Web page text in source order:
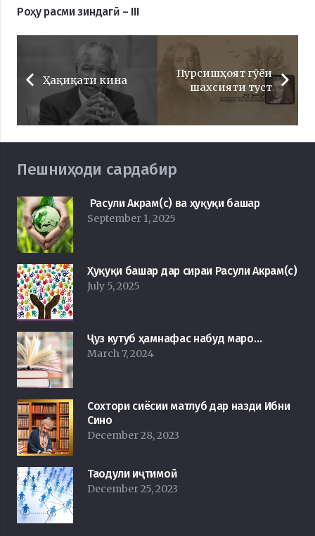
Роҳу расми зиндагӣ – III
Ҳақиқати кина
Пурсишҳоят гӯёи
шахсияти туст
Пешниҳоди сардабир
Расули Акрам(с) ва ҳуқуқи башар
September 1, 2025
Ҳуқуқи башар дар сираи Расули Акрам(с)
July 5, 2025
Ҷуз кутуб ҳамнафас набуд маро…
March 7, 2024
Сохтори сиёсии матлуб дар назди Ибни
Сино
December 28, 2023
Таодули иҷтимоӣ
December 25, 2023